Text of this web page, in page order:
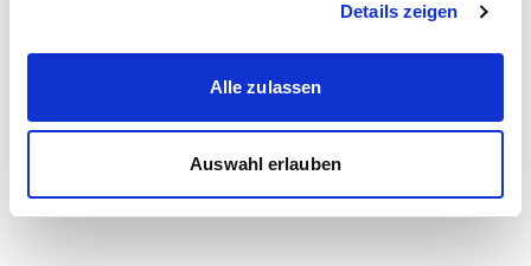
Details zeigen
Alle zulassen
Auswahl erlauben